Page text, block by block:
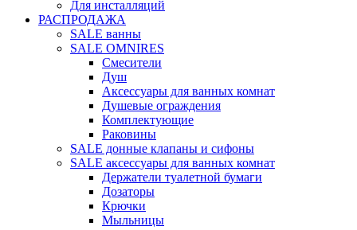
Для инсталляций
РАСПРОДАЖА
SALE ванны
SALE OMNIRES
Смесители
Душ
Аксессуары для ванных комнат
Душевые ограждения
Комплектующие
Раковины
SALE донные клапаны и сифоны
SALE аксессуары для ванных комнат
Держатели туалетной бумаги
Дозаторы
Крючки
Мыльницы